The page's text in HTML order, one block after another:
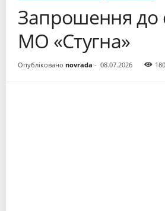
Запрошення до
МО «Стугна»
Опубліковано novrada - 08.07.2026 180